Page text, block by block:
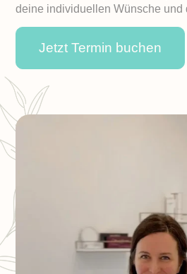
deine individuellen Wünsche und
Jetzt Termin buchen